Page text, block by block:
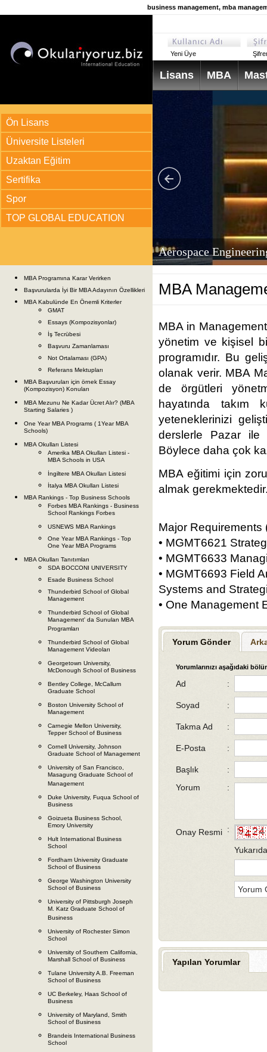
business management, mba
Ön Lisans
Üniversite Listeleri
Uzaktan Eğitim
Sertifika
Spor
TOP GLOBAL EDUCATION
MBA Programına Karar Verirken
Başvurularda İyi Bir MBA Adayının Özellikleri
MBA Kabulünde En Önemli Kriterler
GMAT
Essays (Kompozisyonlar)
İş Tecrübesi
Başvuru Zamanlaması
Not Ortalaması (GPA)
Referans Mektupları
MBA Başvuruları için örnek Essay
(Kompozisyon) Konuları
MBA Mezunu Ne Kadar Ücret Alır? (MBA
Starting Salaries )
One Year MBA Programs ( 1Year MBA
Schools)
MBA Okulları Listesi
Amerika MBA Okulları Listesi -
MBA Schools in USA
İngiltere MBA Okulları Listesi
İtalya MBA Okulları Listesi
MBA Rankings - Top Business Schools
Forbes MBA Rankings - Business
School Rankings Forbes
USNEWS MBA Rankings
One Year MBA Rankings - Top
One Year MBA Programs
MBA Okulları Tanıtımları
SDA BOCCONI UNIVERSITY
Esade Business School
Thunderbird School of Global
Management
Thunderbird School of Global
Management' da Sunulan MBA
Programları
Thunderbird School of Global
Management Videoları
Georgetown University,
McDonough School of Business
Bentley College, McCallum
Graduate School
Boston University School of
Management
Carnegie Mellon University,
Tepper School of Business
Cornell University, Johnson
Graduate School of Management
University of San Francisco,
Masagung Graduate School of
Management
Duke University, Fuqua School of
Business
Goizueta Business School,
Emory University
Hult International Business
School
Fordham University Graduate
School of Business
George Washington University
School of Business
University of Pittsburgh Joseph
M. Katz Graduate School of
Business
University of Rochester Simon
School
University of Southern California,
Marshall School of Business
Tulane University A.B. Freeman
School of Business
UC Berkeley, Haas School of
Business
University of Maryland, Smith
School of Business
Brandeis International Business
School
Yeni Üye
Lisans MBA
Aerospace
MBA
MBA in
yönetim ve kişisel
programıdır. Bu
olanak verir. MBA
de örgütleri
hayatında takım
yeteneklerinizi
derslerle Pazar ile
Böylece daha çok
MBA eğitimi için
almak
Major Requirements
• MGMT6621
• MGMT6633
• MGMT6693 Field
Systems and
• One Management
Yorum Gönder
Yorumlarınızı aşağıdaki
Ad :
Soyad :
Takma Ad :
E-Posta :
Başlık
:
Yorum
:
Onay Resmi :
Yapılan Yorumlar